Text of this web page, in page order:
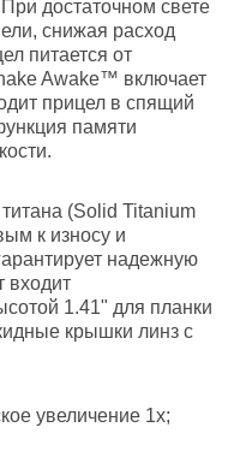
достаточном свете
снижая расход
питается от
Awake™ включает
прицел в спящий
памяти
(Solid Titanium
к износу и
надежную
входит
1.41" для планки
крышки линз с
увеличение 1х;